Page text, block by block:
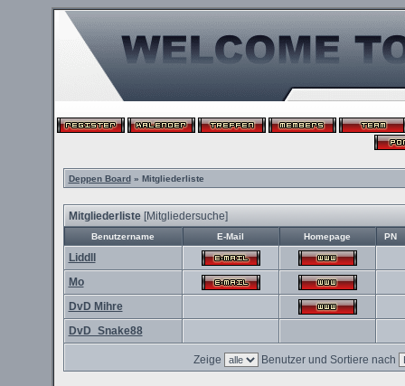
Deppen Board» Mitgliederliste
Mitgliederliste[Mitgliedersuche]
Benutzername E-Mail Homepage PN
Liddll
Mo
DvD Mihre
DvD_Snake88
Zeige Benutzer und Sortiere nach